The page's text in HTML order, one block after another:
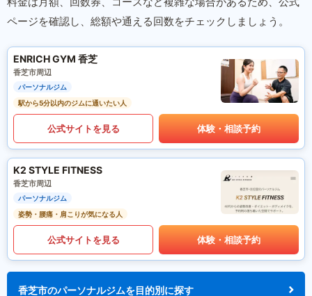
ページを確認し、総額や通える回数をチェックしましょう。
ENRICH GYM 香芝
香芝市周辺
パーソナルジム
駅から5分以内のジムに通いたい人
公式サイトを見る 体験・相談予約
K2 STYLE FITNESS
香芝市周辺
パーソナルジム
姿勢・腰痛・肩こりが気になる人
公式サイトを見る 体験・相談予約
香芝市のパーソナルジムを目的別に探す